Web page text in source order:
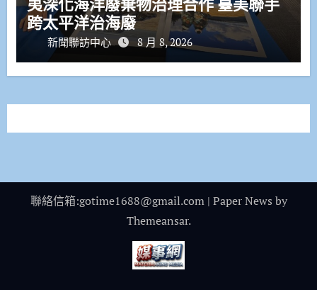
跨太平洋治海廢
新聞聯訪中心 8 月 8, 2026
聯絡信箱:gotime1688@gmail.com | Paper News by
Themeansar.